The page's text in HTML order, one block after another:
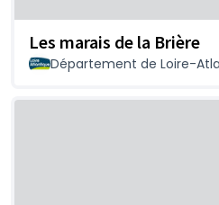
Les marais de la Brière
Département de Loire-